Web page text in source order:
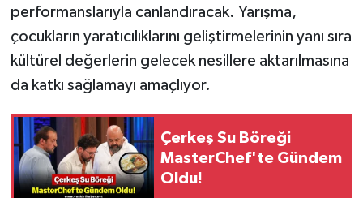
performanslarıyla canlandıracak. Yarışma,
çocukların yaratıcılıklarını geliştirmelerinin yanı sıra
kültürel değerlerin gelecek nesillere aktarılmasına
da katkı sağlamayı amaçlıyor.
Çerkeş Su Böreği
MasterChef'te Gündem
Oldu!